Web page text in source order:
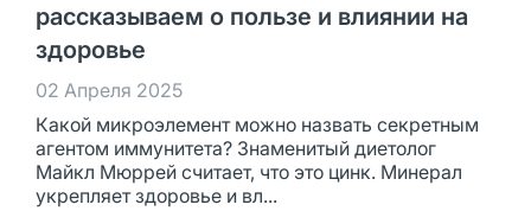
рассказываем о пользе и влиянии на
здоровье
02 Апреля 2025
Какой микроэлемент можно назвать секретным
агентом иммунитета? Знаменитый диетолог
Майкл Мюррей считает, что это цинк. Минерал
укрепляет здоровье и вл...